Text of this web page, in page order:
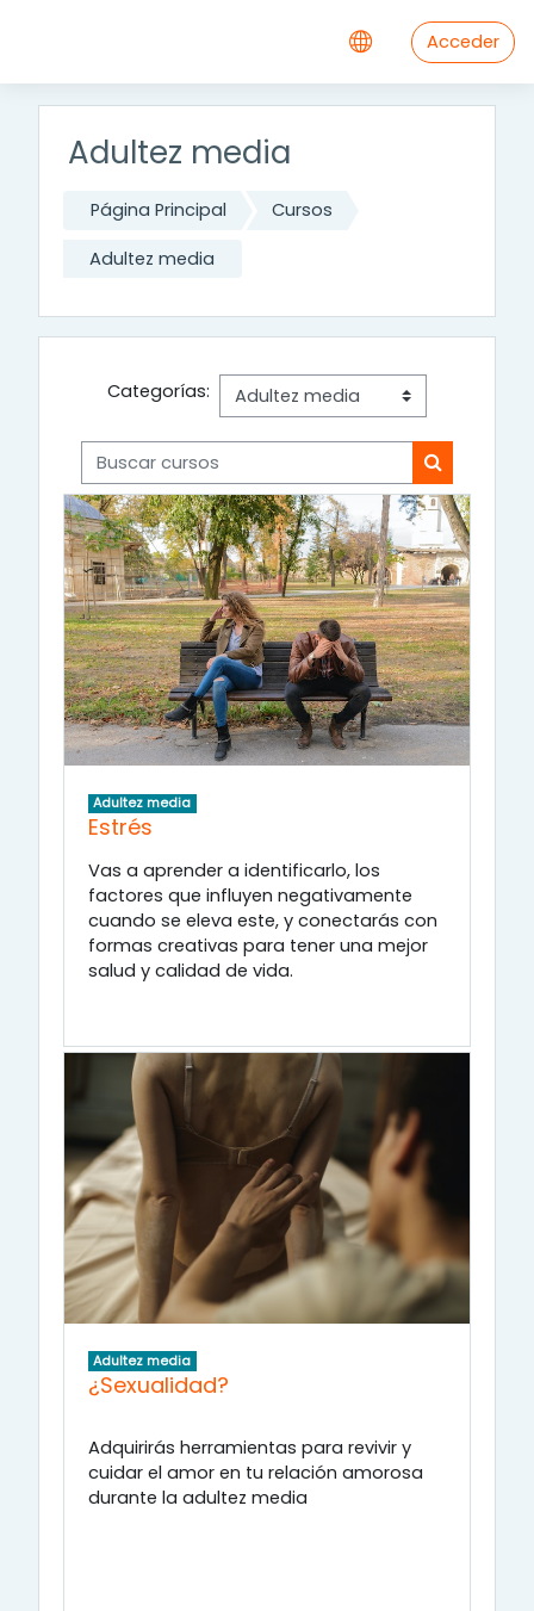
Acceder
Adultez media
Página Principal Cursos
Adultez media
Categorías:
Buscar cursos
Buscar
Adultez media
Estrés
Vas a aprender a identificarlo, los
factores que influyen negativamente
cuando se eleva este, y conectarás con
formas creativas para tener una mejor
salud y calidad de vida.
Adultez media
¿Sexualidad?
Adquirirás herramientas para revivir y
cuidar el amor en tu relación amorosa
durante la adultez media